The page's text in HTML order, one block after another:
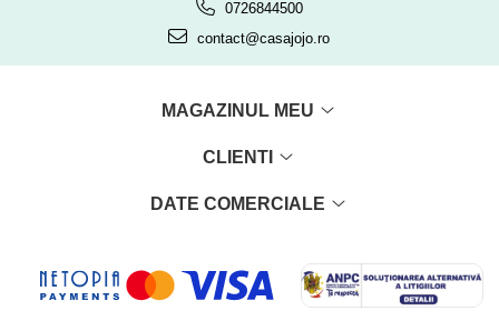
0726844500
contact@casajojo.ro
MAGAZINUL MEU
CLIENTI
DATE COMERCIALE